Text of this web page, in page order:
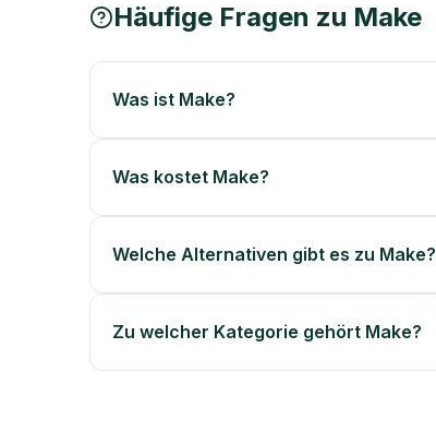
Häufige Fragen zu Make
Was ist Make?
Was kostet Make?
Welche Alternativen gibt es zu Make?
Zu welcher Kategorie gehört Make?